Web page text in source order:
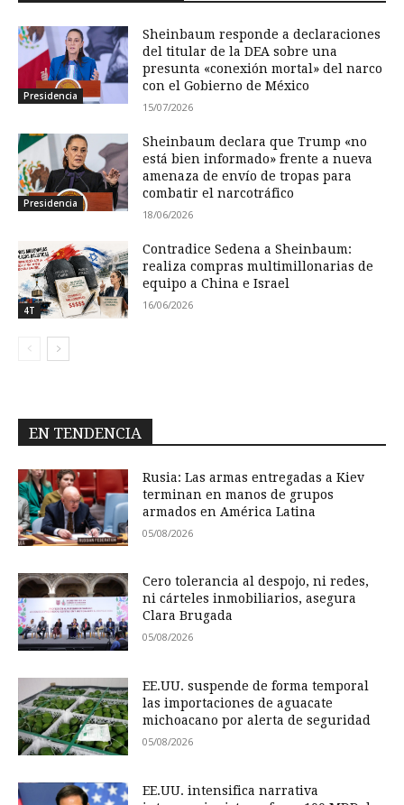
Presidencia
Sheinbaum responde a declaraciones
del titular de la DEA sobre una
presunta «conexión mortal» del narco
con el Gobierno de México
15/07/2026
Presidencia
Sheinbaum declara que Trump «no
está bien informado» frente a nueva
amenaza de envío de tropas para
combatir el narcotráfico
18/06/2026
4T
Contradice Sedena a Sheinbaum:
realiza compras multimillonarias de
equipo a China e Israel
16/06/2026
EN TENDENCIA
Rusia: Las armas entregadas a Kiev
terminan en manos de grupos
armados en América Latina
05/08/2026
Cero tolerancia al despojo, ni redes,
ni cárteles inmobiliarios, asegura
Clara Brugada
05/08/2026
EE.UU. suspende de forma temporal
las importaciones de aguacate
michoacano por alerta de seguridad
05/08/2026
EE.UU. intensifica narrativa